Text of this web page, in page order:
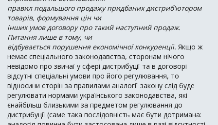
правил подальшого продажу придбаних дистриб'ютором
товарів, формування цін чи
інших умов договору про такий наступний продаж.
Питання лише в тому, чи
відбувається порушення економічної конкуренції. Якщо ж
немає спеціального законодавства, сторонам нічого
невідомо про звичаї у сфері дистрибуції та в договорі
відсутні спеціальні умови про його регулювання, то
відносини сторін за правилами аналогії закону слід буде
регулювати нормами українського законодавства, які
єнайбільш близькими за предметом регулювання до
дистрибуції (саме така послідовність має бути дотримана: